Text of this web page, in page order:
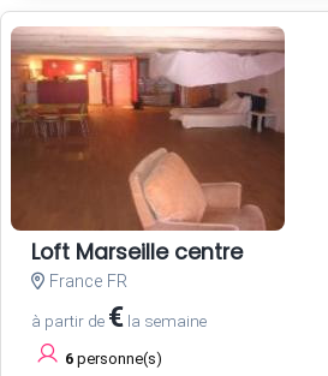
Loft Marseille centre
France FR
à partir de € la semaine
6 personne(s)